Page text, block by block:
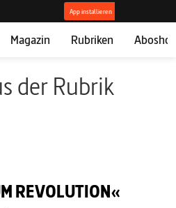
Magazin Rubriken
der Rubrik
REVOLUTION«